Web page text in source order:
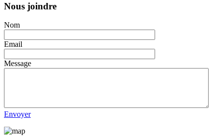
Nous joindre
Nom
Email
Message
Envoyer